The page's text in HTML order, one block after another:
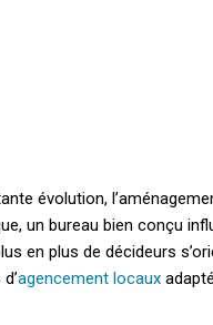
évolution,
un bureau bien conçu
en plus de décideurs
agencement locaux